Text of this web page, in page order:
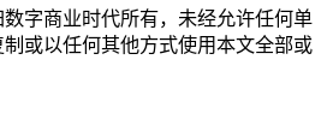
字商业时代所有，未经允许任何单
或以任何其他方式使用本文全部或